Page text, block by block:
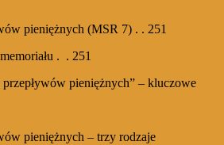
pieniężnych (MSR 7) . . 251
. . 251
pieniężnych” – kluczowe
pieniężnych – trzy rodzaje